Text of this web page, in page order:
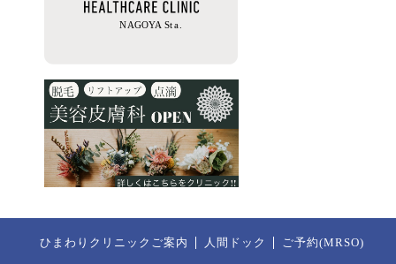
ひまわりクリニックご案内 人間ドック ご予約(MRSO)